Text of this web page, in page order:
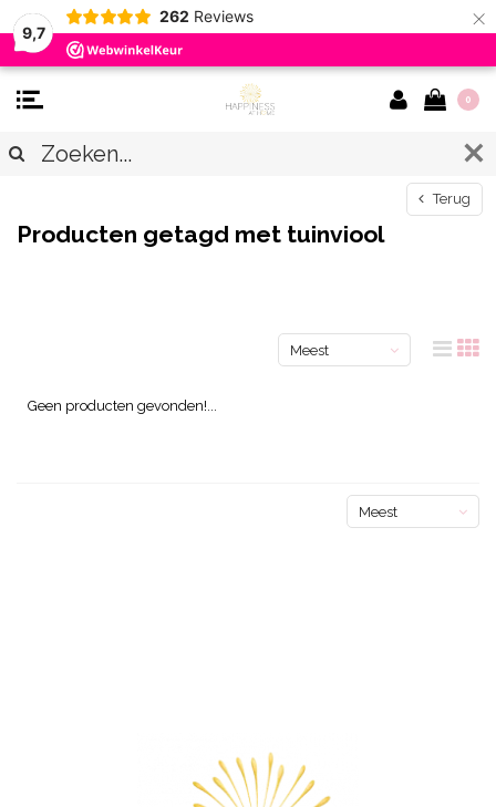
9,7
262 Reviews ×
0
Terug
Producten getagd met tuinviool
Meest
Geen producten gevonden!...
Meest